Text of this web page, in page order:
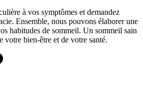
à vos symptômes et demandez
Ensemble, nous pouvons élaborer une
habitudes de sommeil. Un sommeil sain
votre bien‑être et de votre santé.